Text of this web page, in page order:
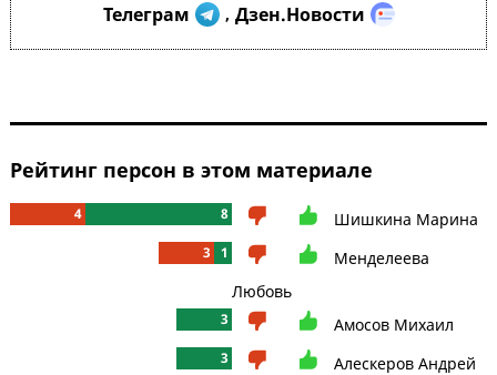
Телеграм , Дзен.Новости
Рейтинг персон в этом материале
4 8 Шишкина Марина
3 1
Менделеева
Любовь
3 Амосов Михаил
3 Алескеров Андрей